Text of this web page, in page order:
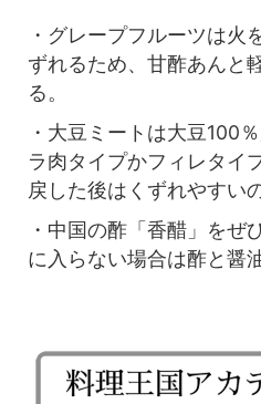
・グレープフルーツは火
ずれるため、甘酢あんと
る。
・大豆ミートは大豆100
ラ肉タイプかフィレタイ
戻した後はくずれやすい
・中国の酢「香醋」をぜ
に入らない場合は酢と醤